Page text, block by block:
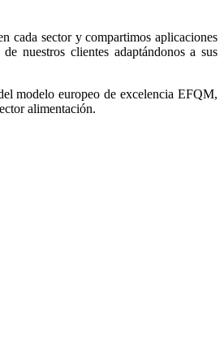
cada sector y compartimos aplicaciones
nuestros clientes adaptándonos a sus
modelo europeo de excelencia EFQM,
alimentación.